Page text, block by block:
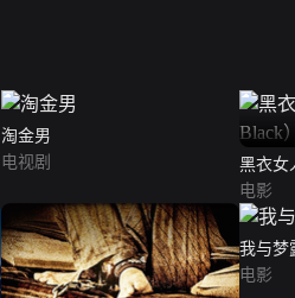
淘金男
电视剧
黑衣女
电影
我与梦
电影